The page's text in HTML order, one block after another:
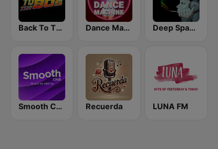
Back To The 80's Radio Dance Machine Deep Space Chill
Smooth Chill Recuerda LUNA FM